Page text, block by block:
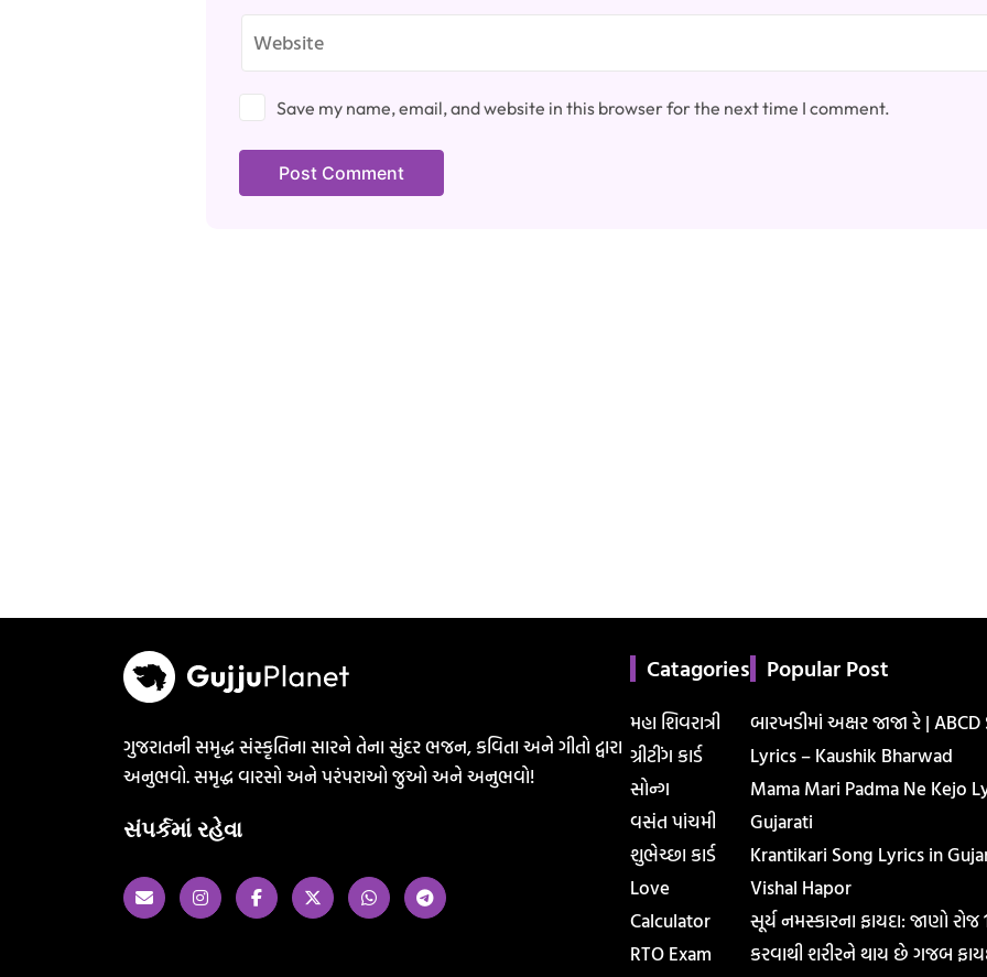
Save my name, email, and website in this browser for the next time I comment.
ગુજરાતની સમૃદ્ધ સંસ્કૃતિના સારને તેના સુંદર ભજન, કવિતા અને ગીતો દ્વારા
અનુભવો. સમૃદ્ધ વારસો અને પરંપરાઓ જુઓ અને અનુભવો!
સંપર્કમાં રહેવા
Catagories
મહા શિવરાત્રી
ગ્રીટીંગ કાર્ડ
સોન્ગ
વસંત પાંચમી
શુભેચ્છા કાર્ડ
Love
Calculator
RTO Exam
Popular Post
બારખડીમાં અક્ષર જાજા રે |
Lyrics – Kaushik Bharwad
Mama Mari Padma Ne Kejo
Gujarati
Krantikari Song Lyrics in
Vishal Hapor
સૂર્ય નમસ્કારના ફાયદા: જાણો રોજ
કરવાથી શરીરને થાય છે ગજબ